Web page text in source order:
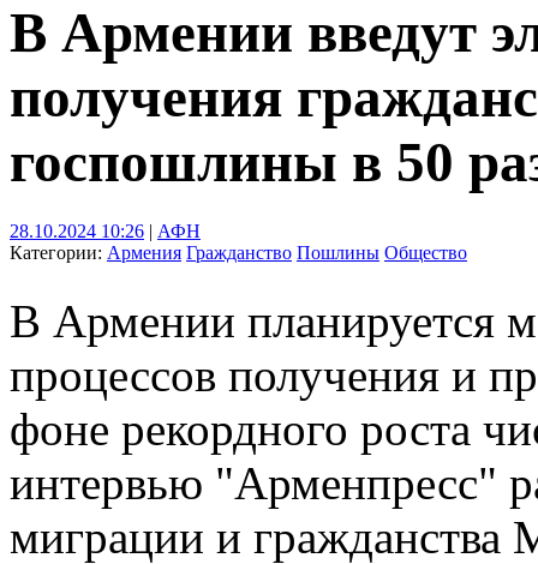
В Армении введут
получения
госпошлины в 50
28.10.2024 10:26 | АФН
Категории: Армения Гражданство Пошлины Общество
В Армении планируется
процессов получения и
фоне рекордного роста
интервью "Арменпресс"
миграции и